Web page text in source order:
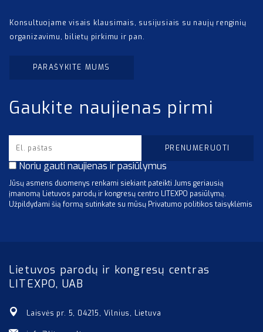
Konsultuojame visais klausimais, susijusiais su naujų renginių
organizavimu, bilietų pirkimu ir pan.
PARAŠYKITE MUMS
Gaukite naujienas pirmi
Noriu gauti naujienas ir pasiūlymus
Jūsų asmens duomenys renkami siekiant pateikti Jums geriausią
įmanomą Lietuvos parodų ir kongresų centro LITEXPO pasiūlymą.
Užpildydami šią formą sutinkate su mūsų Privatumo politikos taisyklėmis
Lietuvos parodų ir kongresų centras
LITEXPO, UAB
Laisvės pr. 5, 04215, Vilnius, Lietuva